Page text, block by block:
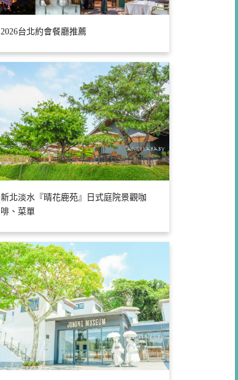
2026台北約會餐廳推薦
新北淡水『晴花鹿苑』日式庭院景觀咖
啡、菜單